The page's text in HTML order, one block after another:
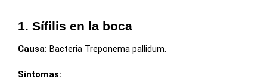
1. Sífilis en la boca
Causa: Bacteria Treponema pallidum.
Síntomas: